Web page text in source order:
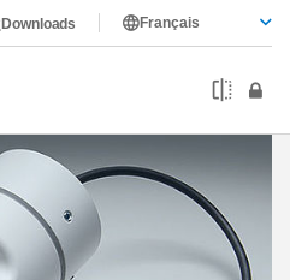
Downloads Français